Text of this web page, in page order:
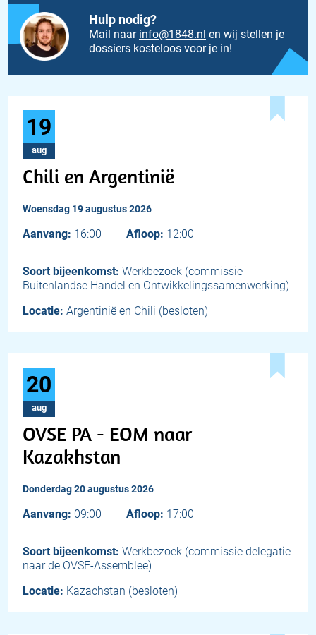
Hulp nodig?
Mail naar info@1848.nl en wij stellen je
dossiers kosteloos voor je in!
19
aug
Chili en Argentinië
woensdag 19 augustus 2026
Aanvang: 16:00 Afloop: 12:00
Soort bijeenkomst: Werkbezoek (commissie
Buitenlandse Handel en Ontwikkelingssamenwerking)
Locatie: Argentinië en Chili (besloten)
20
aug
OVSE PA - EOM naar
Kazakhstan
donderdag 20 augustus 2026
Aanvang: 09:00 Afloop: 17:00
Soort bijeenkomst: Werkbezoek (commissie delegatie
naar de OVSE-Assemblee)
Locatie: Kazachstan (besloten)